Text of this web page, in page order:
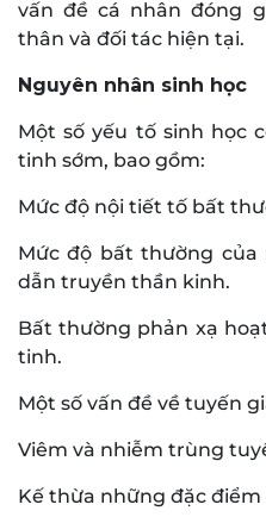
vấn đề cá nhân đóng
thân và đối tác hiện tại.
Nguyên nhân sinh học
Một số yếu tố sinh học
tinh sớm, bao gồm:
Mức độ nội tiết tố bất
Mức độ bất thường của
dẫn truyền thần kinh.
Bất thường phản xạ
tinh.
Một số vấn đề về tuyến
Viêm và nhiễm trùng
Kế thừa những đặc điểm